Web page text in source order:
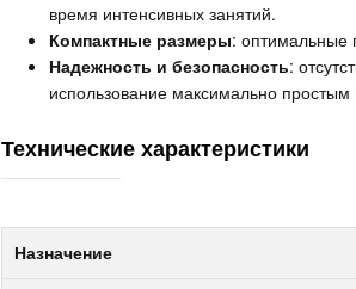
время интенсивных занятий.
Компактные размеры: оптимальные
Надежность и безопасность:
использование максимально
Технические характеристики
Назначение